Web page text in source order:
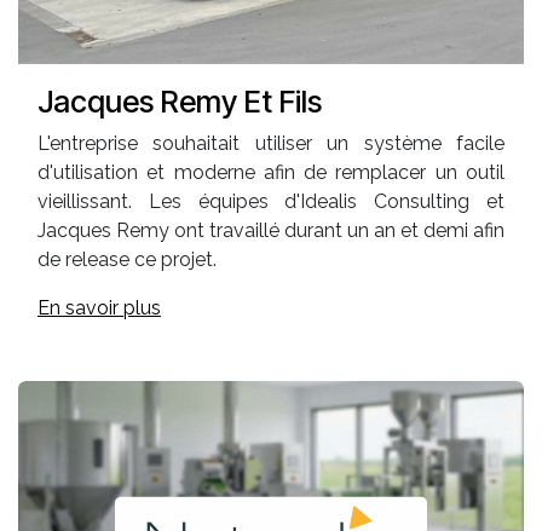
Jacques Remy Et Fils
L'entreprise souhaitait utiliser un système facile
d'utilisation et moderne afin de remplacer un outil
vieillissant. Les équipes d'Idealis Consulting et
Jacques Remy ont travaillé durant un an et demi afin
de release ce projet.
En savoir plus